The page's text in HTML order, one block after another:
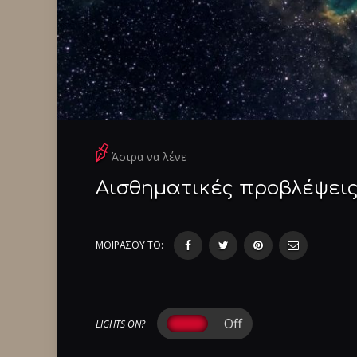
Άστρα να λένε
Αισθηματικές
ΜΟΙΡΑΣΟΥ ΤΟ:
LIGHTS ON?